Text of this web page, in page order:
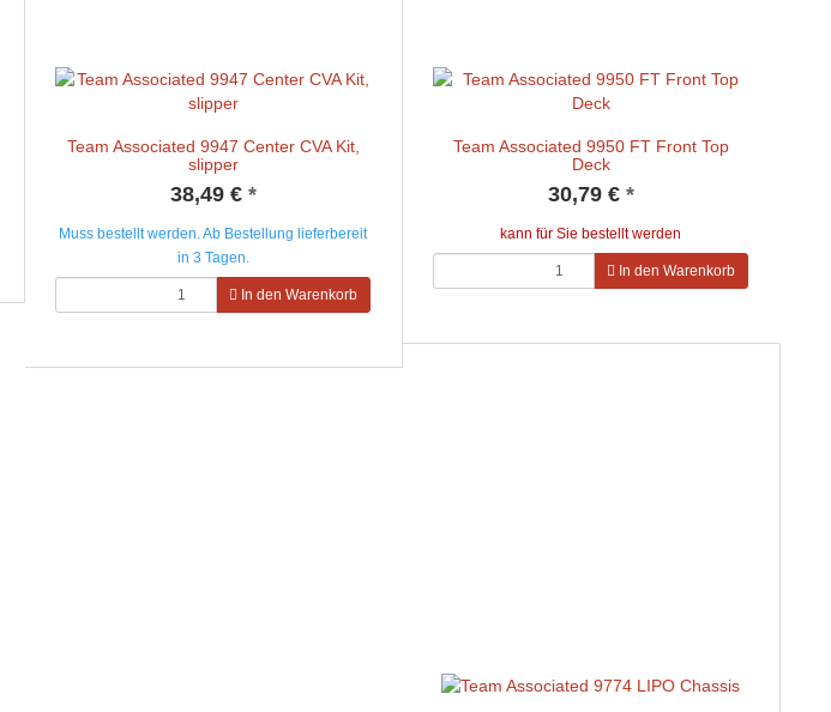
Team Associated 9947 Center CVA Kit,
slipper
38,49 € *
Muss bestellt werden. Ab Bestellung lieferbereit
in 3 Tagen.
In den Warenkorb
Team Associated 9950 FT Front Top
Deck
30,79 € *
kann für Sie bestellt werden
In den Warenkorb